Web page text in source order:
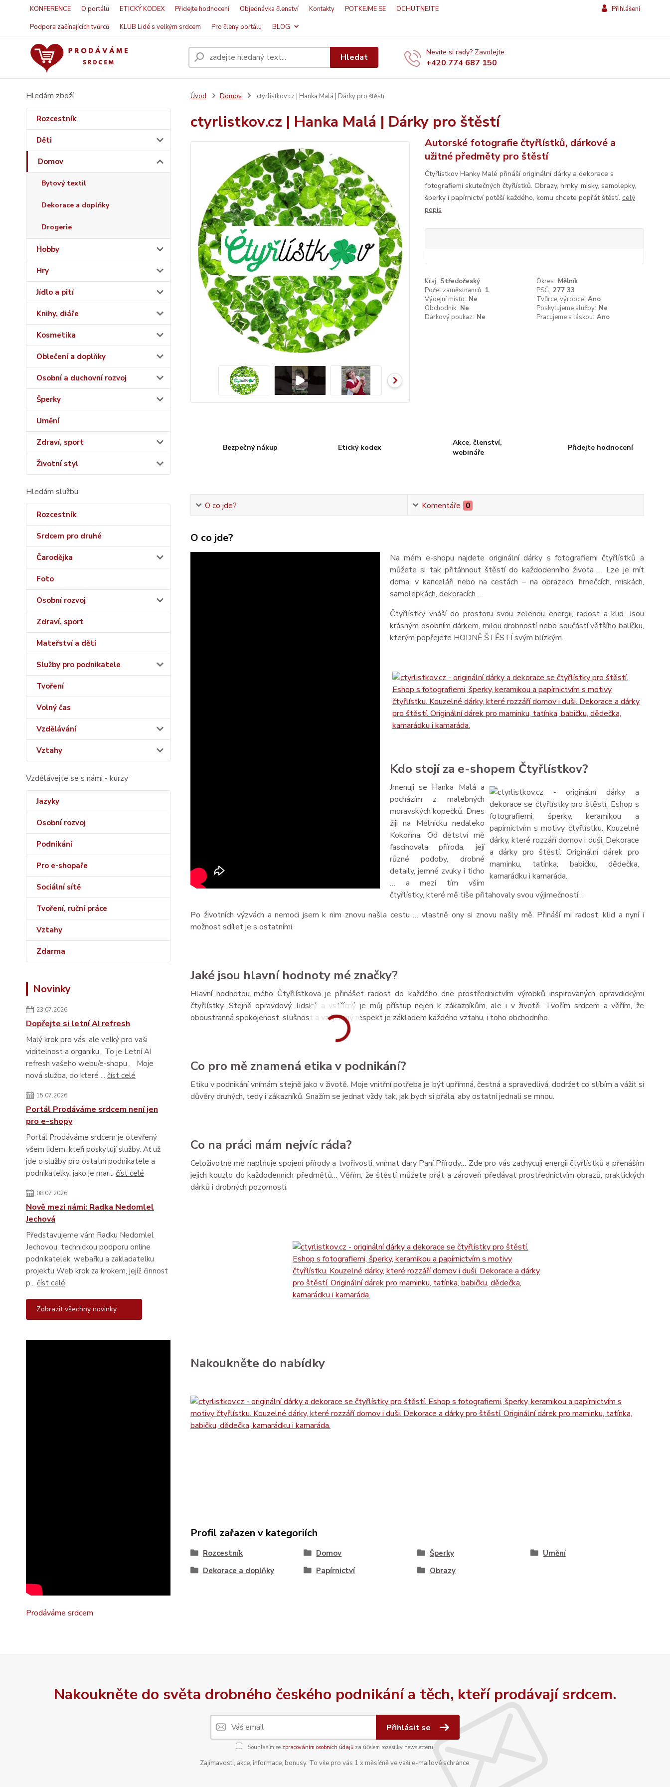
KONFERENCE O portálu ETICKÝ KODEX Přidejte hodnocení Objednávka členství Kontakty POTKEJME SE
OCHUTNEJTE
Podpora začínajících tvůrců
KLUB Lidé s velkým srdcem Pro členy portálu BLOG
Přihlášení
Hledat Nevíte si rady? Zavolejte.
+420 774 687 150
Hledám zboží
Rozcestník
Děti
Domov
Bytový textil
Dekorace a doplňky
Drogerie
Hobby
Hry
Jídlo a pití
Knihy, diáře
Kosmetika
Oblečení a doplňky
Osobní a duchovní rozvoj
Šperky
Umění
Zdraví, sport
Životní styl
Hledám službu
Rozcestník
Srdcem pro druhé
Čarodějka
Foto
Osobní rozvoj
Zdraví, sport
Mateřství a děti
Služby pro podnikatele
Tvoření
Volný čas
Vzdělávání
Vztahy
Vzdělávejte se s námi - kurzy
Jazyky
Osobní rozvoj
Podnikání
Pro e-shopaře
Sociální sítě
Tvoření, ruční práce
Vztahy
Zdarma
Novinky
23.07.2026
Dopřejte si letní AI refresh
Malý krok pro vás, ale velký pro vaši
viditelnost a organiku . To je Letní AI
refresh vašeho webu/e-shopu . Moje
nová služba, do které ... číst celé
15.07.2026
Portál Prodáváme srdcem není jen
pro e-shopy
Portál Prodáváme srdcem je otevřený
všem lidem, kteří poskytují služby. Ať už
jde o služby pro ostatní podnikatele a
podnikatelky, jako je mar... číst celé
08.07.2026
Nově mezi námi: Radka Nedomlel
Jechová
Představujeme vám Radku Nedomlel
Jechovou, technickou podporu online
podnikatelek, webařku a zakladatelku
projektu Web krok za krokem, jejíž činnost
p... číst celé
Zobrazit všechny novinky
Prodáváme srdcem
Úvod Domov ctyrlistkov.cz | Hanka Malá | Dárky pro štěstí
ctyrlistkov.cz | Hanka Malá | Dárky pro štěstí
Autorské fotografie čtyřlístků, dárkové a
užitné předměty pro štěstí
Čtyřlístkov Hanky Malé přináší originální dárky a dekorace s
fotografiemi skutečných čtyřlístků. Obrazy, hrnky, misky, samolepky,
šperky i papírnictví potěší každého, komu chcete popřát štěstí. celý
popis
Kraj: Středočeský Okres: Mělník
Počet zaměstnanců: 1 PSČ: 277 33
Výdejní místo: Ne Tvůrce, výrobce: Ano
Obchodník: Ne Poskytujeme služby: Ne
Dárkový poukaz: Ne Pracujeme s láskou: Ano
Bezpečný nákup Etický kodex
Akce, členství,
webináře
Přidejte hodnocení
O co jde? Komentáře 0
O co jde?
Na mém e-shopu najdete originální dárky s fotografiemi čtyřlístků a
můžete si tak přitáhnout štěstí do každodenního života … Lze je mít
doma, v kanceláři nebo na cestách – na obrazech, hrnečcích, miskách,
samolepkách, dekoracích …
Čtyřlístky vnáší do prostoru svou zelenou energii, radost a klid. Jsou
krásným osobním dárkem, milou drobností nebo součástí většího balíčku,
kterým popřejete HODNĚ ŠTĚSTÍ svým blízkým.
Kdo stojí za e-shopem Čtyřlístkov?
Jmenuji se Hanka Malá a
pocházím z malebných
moravských kopečků. Dnes
žiji na Mělnicku nedaleko
Kokořína. Od dětství mě
fascinovala příroda, její
různé podoby, drobné
detaily, jemné zvuky i ticho
… a mezi tím vším
čtyřlístky, které mě tiše přitahovaly svou výjimečností…
Po životních výzvách a nemoci jsem k nim znovu našla cestu … vlastně ony si znovu našly mě. Přináší mi radost, klid a nyní i
možnost sdílet je s ostatními.
Jaké jsou hlavní hodnoty mé značky?
Hlavní hodnotou mého Čtyřlístkova je přinášet radost do každého dne prostřednictvím výrobků inspirovaných opravdickými
čtyřlístky. Stejně opravdový, lidský a vstřícný je můj přístup nejen k zákazníkům, ale i v životě. Tvořím srdcem a věřím, že
oboustranná spokojenost, slušnost a vzájemný respekt je základem každého vztahu, i toho obchodního.
Co pro mě znamená etika v podnikání?
Etiku v podnikání vnímám stejně jako v životě. Moje vnitřní potřeba je být upřímná, čestná a spravedlivá, dodržet co slíbím a vážit si
důvěry druhých, tedy i zákazníků. Snažím se jednat vždy tak, jak bych si přála, aby ostatní jednali se mnou.
Co na práci mám nejvíc ráda?
Celoživotně mě naplňuje spojení přírody a tvořivosti, vnímat dary Paní Přírody… Zde pro vás zachycuji energii čtyřlístků a přenáším
jejich kouzlo do každodenních předmětů… Věřím, že štěstí můžete přát a zároveň předávat prostřednictvím obrazů, praktických
dárků i drobných pozorností.
Nakoukněte do nabídky
Profil zařazen v kategoriích
Rozcestník Domov Šperky
Umění
Dekorace a doplňky
Papírnictví Obrazy
Nakoukněte do světa drobného českého podnikání a těch, kteří prodávají srdcem.
Přihlásit se
Souhlasím se zpracováním osobních údajůza účelem rozesílky newsletteru.
Zajímavosti, akce, informace, bonusy. To vše pro vás 1 x měsíčně ve vaší e-mailové schránce.